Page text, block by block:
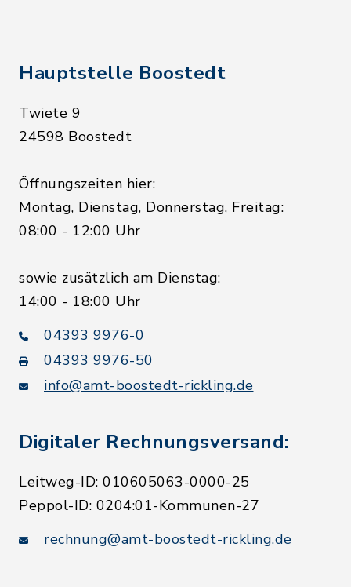
Hauptstelle Boostedt
Twiete 9
24598 Boostedt
Öffnungszeiten hier:
Montag, Dienstag, Donnerstag, Freitag:
08:00 - 12:00 Uhr
sowie zusätzlich am Dienstag:
14:00 - 18:00 Uhr
04393 9976-0
04393 9976-50
info@amt-boostedt-rickling.de
Digitaler Rechnungsversand:
Leitweg-ID: 010605063-0000-25
Peppol-ID: 0204:01-Kommunen-27
rechnung@amt-boostedt-rickling.de